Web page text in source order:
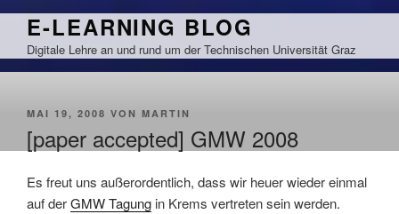
Zum
springen
E-LEARNING BLOG
Digitale Lehre an und rund um der Technischen Universität Graz
VERÖFFENTLICHT
MAI 19, 2008 VON MARTIN
[paper accepted] GMW 2008
Es freut uns außerordentlich, dass wir heuer wieder einmal
auf derGMW Tagung in Krems vertreten sein werden.